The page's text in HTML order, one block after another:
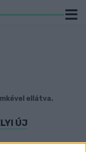
ellátva.
ÚJ